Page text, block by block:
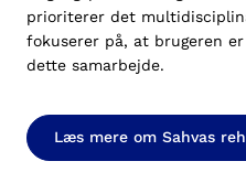
prioriterer det
fokuserer på, at brugeren
dette samarbejde.
Læs mere om Sahvas